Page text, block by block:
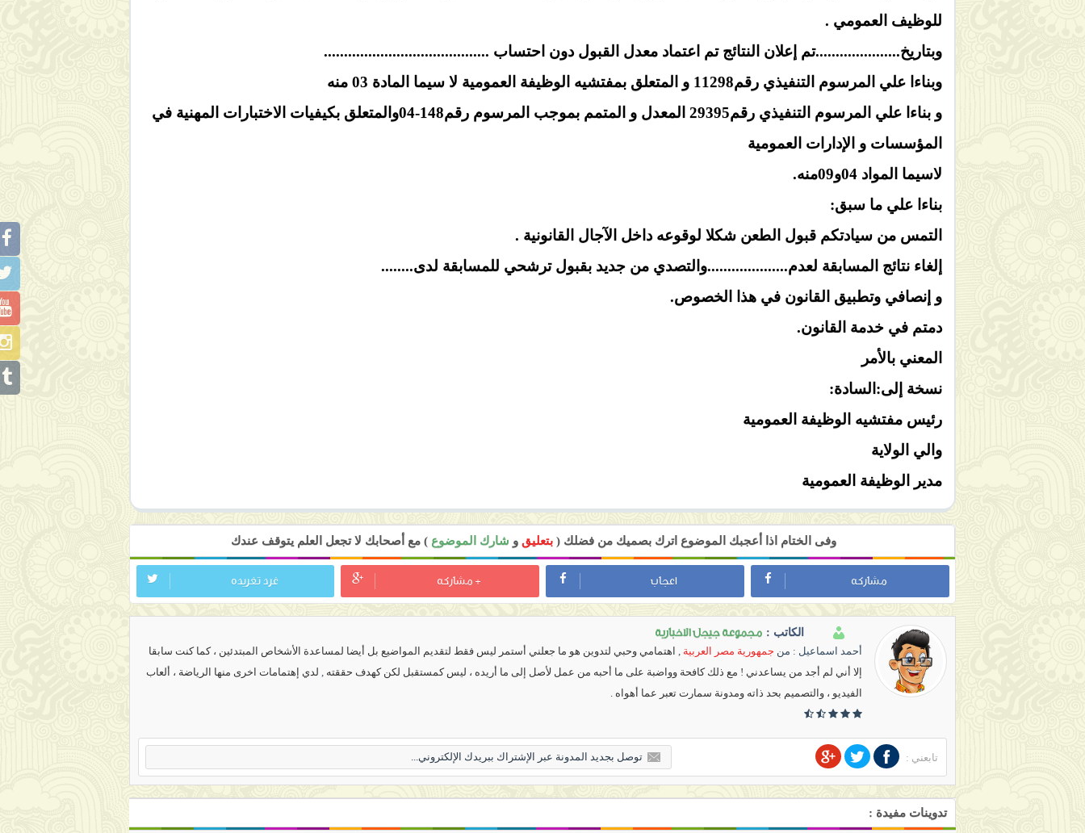
للوظيف العمومي .
وبتاريخ.....................تم إعلان النتائج تم اعتماد معدل القبول دون احتساب .........................................
وبناءا علي المرسوم التنفيذي رقم11298 و المتعلق بمفتشيه الوظيفة العمومية لا سيما المادة 03 منه
و بناءا علي المرسوم التنفيذي رقم29395 المعدل و المتمم بموجب المرسوم رقم148-04والمتعلق بكيفيات الاختبارات المهنية في
المؤسسات و الإدارات العمومية
لاسيما المواد 04و09منه.
بناءا علي ما سبق:
التمس من سيادتكم قبول الطعن شكلا لوقوعه داخل الآجال القانونية .
إلغاء نتائج المسابقة لعدم....................والتصدي من جديد بقبول ترشحي للمسابقة لدى........
و إنصافي وتطبيق القانون في هذا الخصوص.
دمتم في خدمة القانون.
المعني بالأمر
نسخة إلى:السادة:
رئيس مفتشيه الوظيفة العمومية
والي الولاية
مدير الوظيفة العمومية
وفى الختام اذا أعجبك الموضوع اترك بصميك من فضلك ( بتعليق و شارك الموضوع ) مع أصحابك لا تجعل العلم يتوقف عندك
مشاركه اعجاب + مشاركه غرد تغريده
الكاتب : مجموعة جيجل الاخبارية
أحمد اسماعيل : من جمهورية مصر العربية , اهتمامي وحبي لتدوين هو ما جعلني أستمر ليس فقط لتقديم المواضيع بل أيضا لمساعدة الأشخاص المبتدئين ، كما كنت سابقا
إلا أني لم أجد من يساعدني ! مع ذلك كافحة وواضبة على ما أحبه من عمل لأصل إلى ما أريده ، ليس كمستقبل لكن كهدف حققته , لدي إهتمامات اخرى منها الرياضة ، ألعاب
الفيديو ، والتصميم بحد ذاته ومدونة سمارت تعبر عما أهواه .
تابعني :
تدوينات مفيدة :